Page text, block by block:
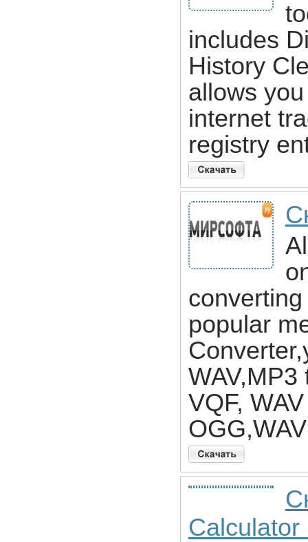
includes
History
allows
internet
registry
popular
VQF,
Calculator